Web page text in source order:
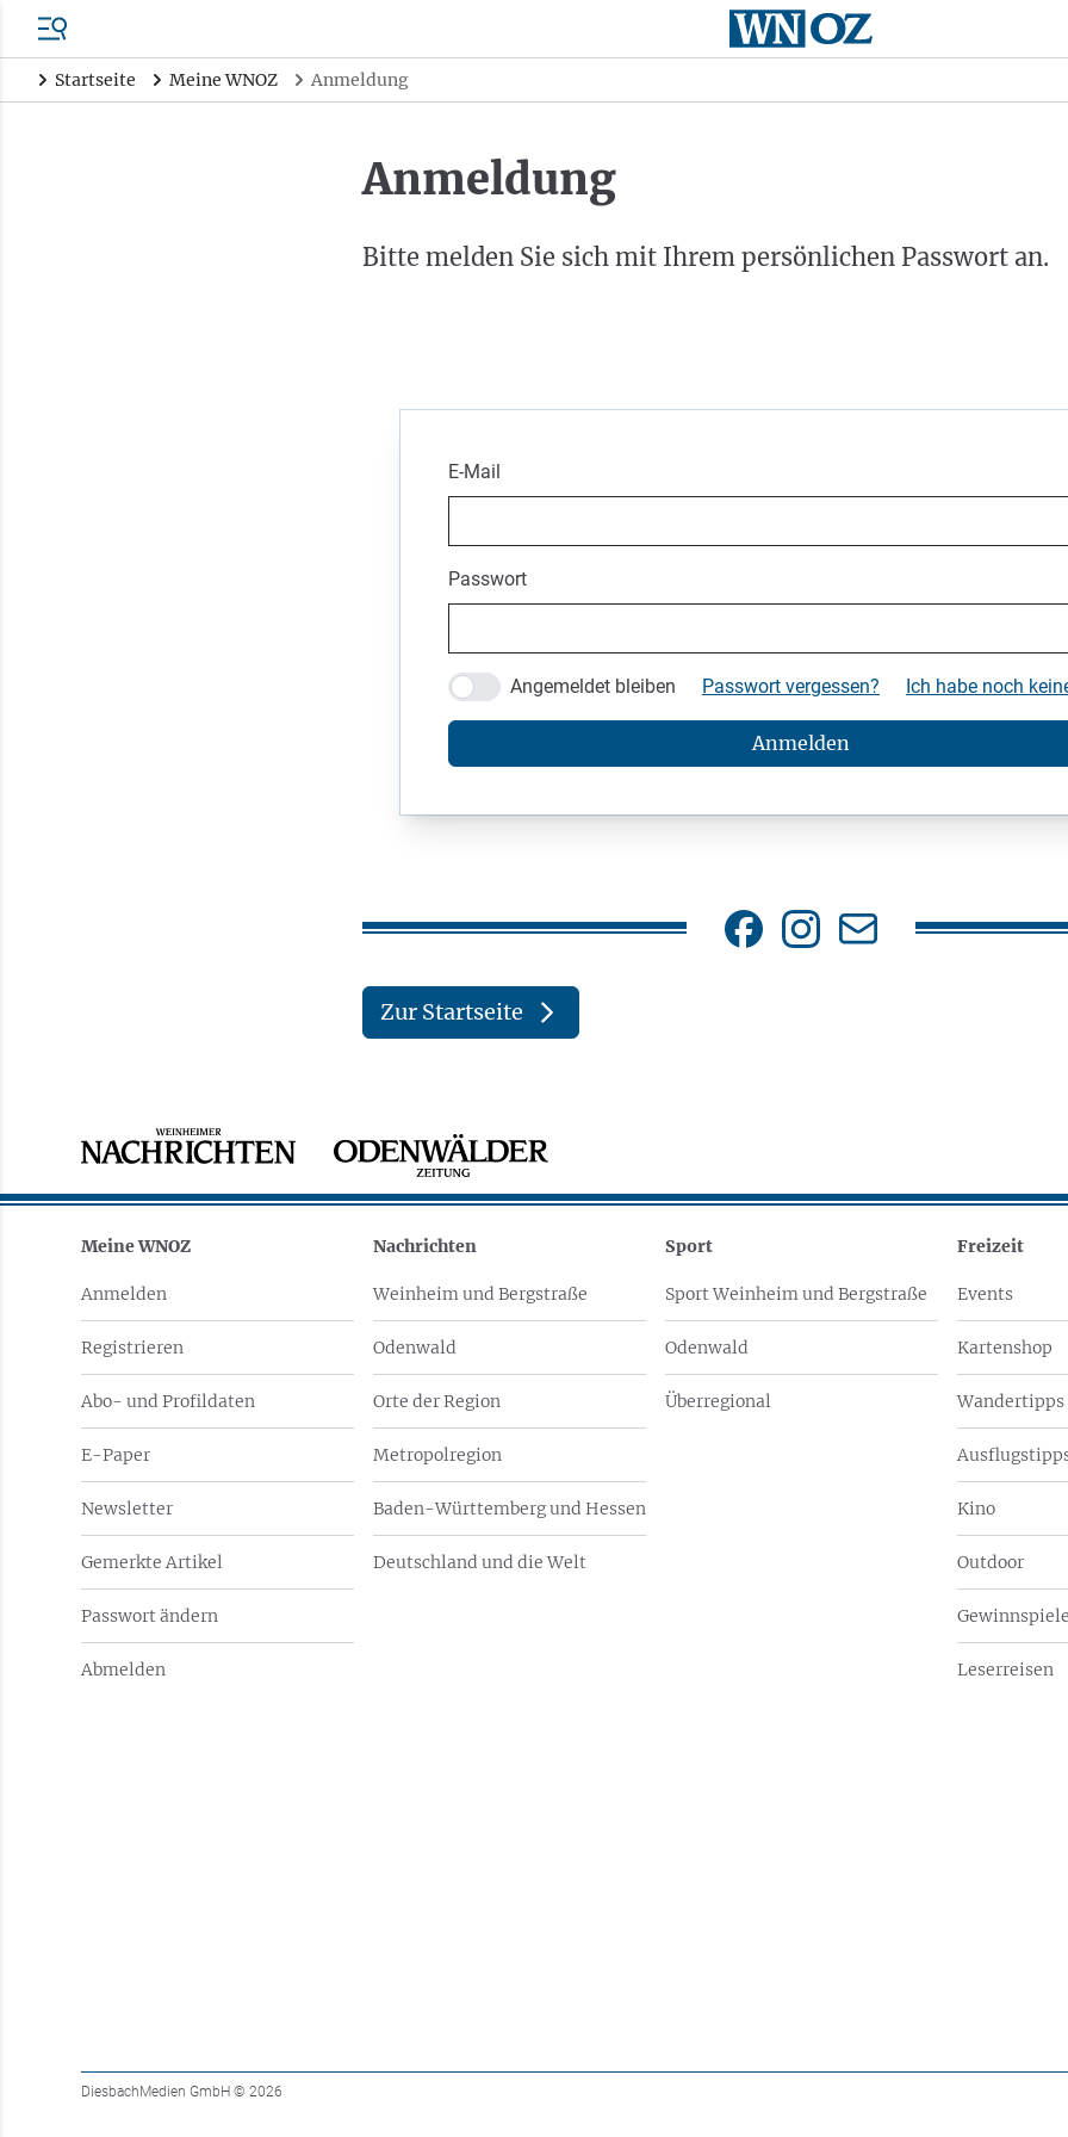
Startseite Meine WNOZ Anmeldung
Anmeldung
Bitte melden Sie sich mit Ihrem persönlichen Passwort an.
E-Mail
Passwort
Angemeldet bleiben Passwort vergessen? Ich habe noch
Anmelden
Zur Startseite
Meine WNOZ
Anmelden
Registrieren
Abo- und Profildaten
E-Paper
Newsletter
Gemerkte Artikel
Passwort ändern
Abmelden
Nachrichten
Weinheim und Bergstraße
Odenwald
Orte der Region
Metropolregion
Baden-Württemberg und Hessen
Deutschland und die Welt
Sport
Sport Weinheim und Bergstraße
Odenwald
Überregional
Freizeit
Events
Kartenshop
Wandertipps
Kino
Outdoor
Gewinnspiele
Leserreisen
DiesbachMedien GmbH © 2026